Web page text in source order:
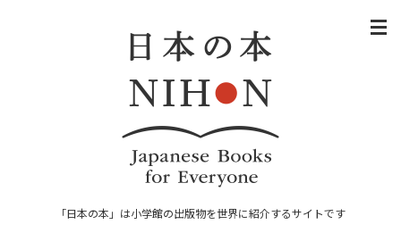
「日本の本」は小学館の出版物を世界に紹介するサイトです